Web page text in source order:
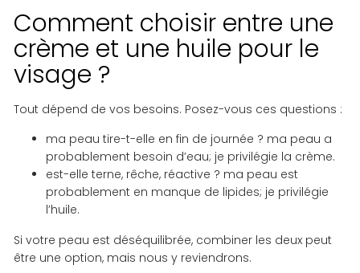
Comment choisir entre une
crème et une huile pour le
visage ?
Tout dépend de vos besoins. Posez-vous ces questions :
ma peau tire-t-elle en fin de journée ? ma peau a
probablement besoin d’eau; je privilégie la crème.
est-elle terne, rêche, réactive ? ma peau est
probablement en manque de lipides; je privilégie
l’huile.
Si votre peau est déséquilibrée, combiner les deux peut
être une option, mais nous y reviendrons.